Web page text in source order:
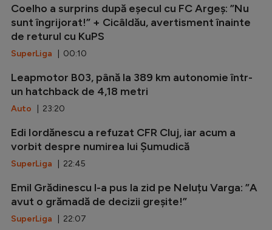
Coelho a surprins după eșecul cu FC Argeș: ”Nu
sunt îngrijorat!” + Cicâldău, avertisment înainte
de returul cu KuPS
SuperLiga | 00:10
Leapmotor B03, până la 389 km autonomie într-
un hatchback de 4,18 metri
Auto | 23:20
Edi Iordănescu a refuzat CFR Cluj, iar acum a
vorbit despre numirea lui Șumudică
SuperLiga | 22:45
Emil Grădinescu l-a pus la zid pe Neluțu Varga: ”A
avut o grămadă de decizii greșite!”
SuperLiga | 22:07